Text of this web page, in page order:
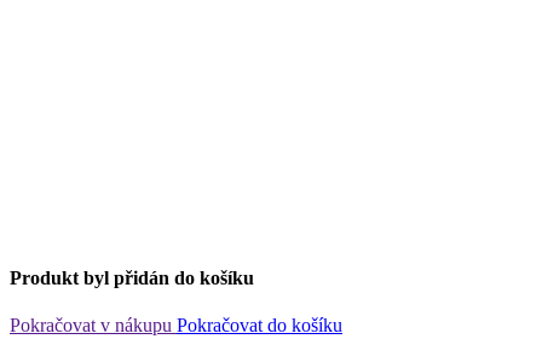
Produkt byl přidán do košíku
Pokračovat v nákupu Pokračovat do košíku